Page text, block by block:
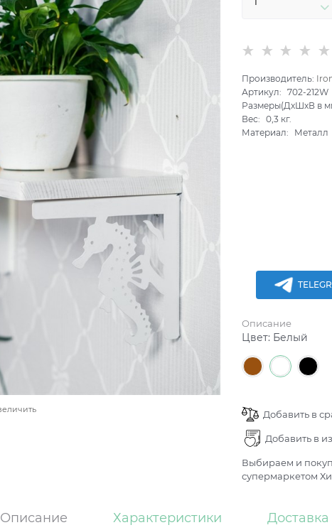
Производитель:
Артикул:
702-212W
Размеры(ДхШхВ в
Вес:
0,3 кг.
Материал:
Металл
Описание
Цвет: Белый
Добавить в
Добавить в
Выбираем и
супермаркетом
Описание Характеристики Доставка